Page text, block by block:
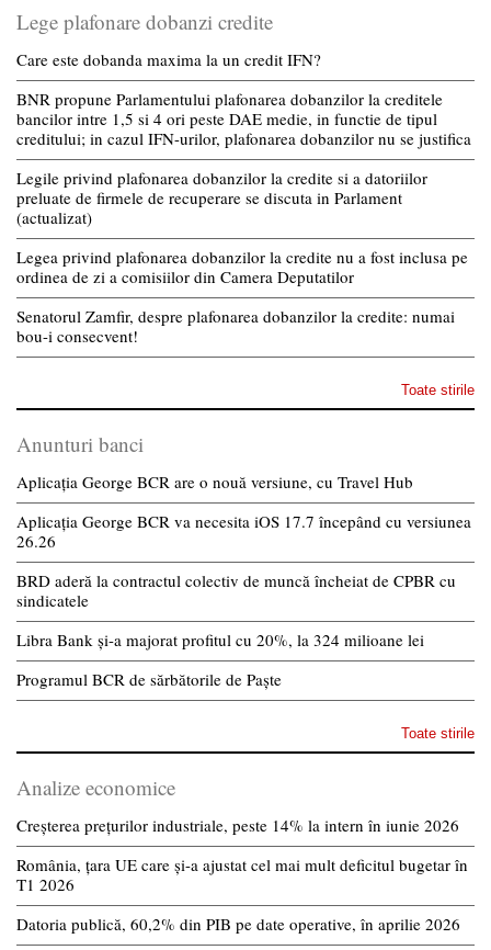
Lege plafonare dobanzi credite
Care este dobanda maxima la un credit IFN?
BNR propune Parlamentului plafonarea dobanzilor la creditele
bancilor intre 1,5 si 4 ori peste DAE medie, in functie de tipul
creditului; in cazul IFN-urilor, plafonarea dobanzilor nu se justifica
Legile privind plafonarea dobanzilor la credite si a datoriilor
preluate de firmele de recuperare se discuta in Parlament
(actualizat)
Legea privind plafonarea dobanzilor la credite nu a fost inclusa pe
ordinea de zi a comisiilor din Camera Deputatilor
Senatorul Zamfir, despre plafonarea dobanzilor la credite: numai
bou-i consecvent!
Toate stirile
Anunturi banci
Aplicația George BCR are o nouă versiune, cu Travel Hub
Aplicația George BCR va necesita iOS 17.7 începând cu versiunea
26.26
BRD aderă la contractul colectiv de muncă încheiat de CPBR cu
sindicatele
Libra Bank și-a majorat profitul cu 20%, la 324 milioane lei
Programul BCR de sărbătorile de Paște
Toate stirile
Analize economice
Creșterea prețurilor industriale, peste 14% la intern în iunie 2026
România, țara UE care și-a ajustat cel mai mult deficitul bugetar în
T1 2026
Datoria publică, 60,2% din PIB pe date operative, în aprilie 2026